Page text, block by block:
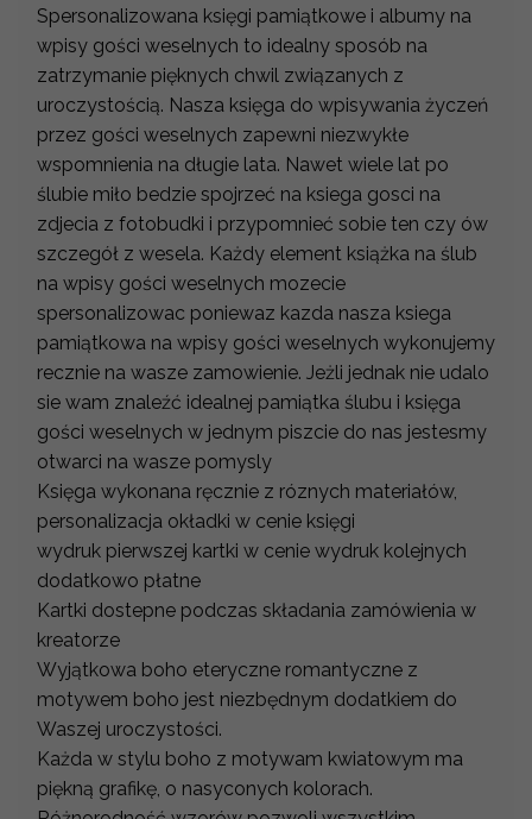
Spersonalizowana księgi pamiątkowe i albumy na
wpisy gości weselnych to idealny sposób na
zatrzymanie pięknych chwil związanych z
uroczystością. Nasza księga do wpisywania życzeń
przez gości weselnych zapewni niezwykłe
wspomnienia na długie lata. Nawet wiele lat po
ślubie miło bedzie spojrzeć na ksiega gosci na
zdjecia z fotobudki i przypomnieć sobie ten czy ów
szczegół z wesela. Każdy element książka na ślub
na wpisy gości weselnych mozecie
spersonalizowac poniewaz kazda nasza ksiega
pamiątkowa na wpisy gości weselnych wykonujemy
recznie na wasze zamowienie. Jeżli jednak nie udalo
sie wam znaleźć idealnej pamiątka ślubu i księga
gości weselnych w jednym piszcie do nas jestesmy
otwarci na wasze pomysly
Księga wykonana ręcznie z róznych materiałów,
personalizacja okładki w cenie księgi
wydruk pierwszej kartki w cenie wydruk kolejnych
dodatkowo płatne
Kartki dostepne podczas składania zamówienia w
kreatorze
Wyjątkowa boho eteryczne romantyczne z
motywem boho jest niezbędnym dodatkiem do
Waszej uroczystości.
Każda w stylu boho z motywam kwiatowym ma
piękną grafikę, o nasyconych kolorach.